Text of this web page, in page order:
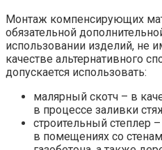
Монтаж компенсирующих
обязательной
использовании изделий, не
качестве альтернативного
допускается использовать:
малярный скотч – в
в процессе заливки
строительный степлер
в помещениях со